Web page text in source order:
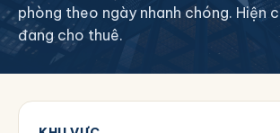
phòng theo ngày nhanh chóng. Hiện
đang cho thuê.